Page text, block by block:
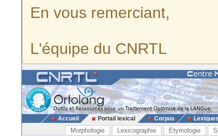
En vous remerciant,
L'équipe du CNRTL
Accueil Portail lexical Corpus
Morphologie Lexicographie Etymologie